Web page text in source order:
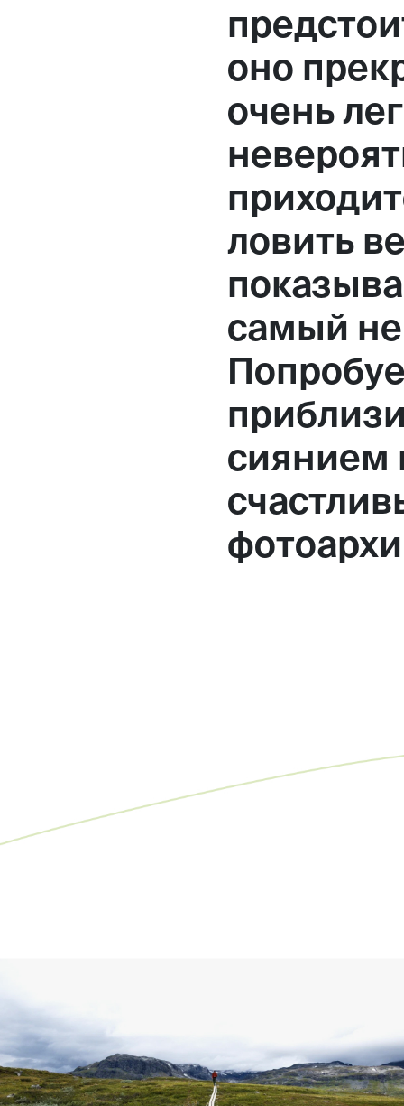
вход 10, 3 этаж, КП «Дизайн
оно
очень
ловить
самый
сиянием